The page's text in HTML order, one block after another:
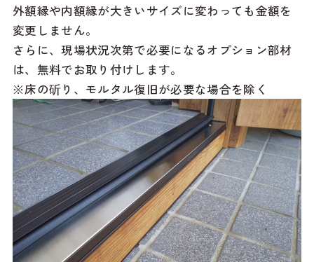
外額縁や内額縁が大きいサイズに変わっても金額を
変更しません。
さらに、現場状況次第で必要になるオプション部材
は、無料でお取り付けします。
※床の斫り、モルタル復旧が必要な場合を除く